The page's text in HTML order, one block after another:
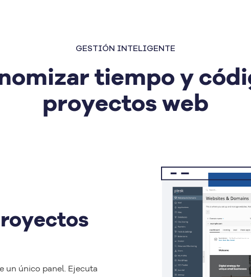
GESTIÓN INTELIGENTE
tiempo y
proyectos web
un único panel. Ejecuta